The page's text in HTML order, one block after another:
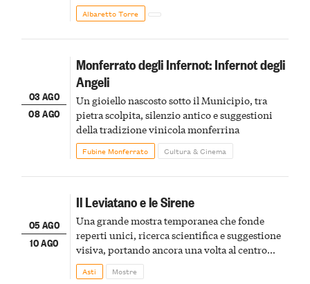
Albaretto Torre
03 AGO
08 AGO
Monferrato degli Infernot: Infernot degli
Angeli
Un gioiello nascosto sotto il Municipio, tra
pietra scolpita, silenzio antico e suggestioni
della tradizione vinicola monferrina
Fubine Monferrato Cultura & Cinema
05 AGO
10 AGO
Il Leviatano e le Sirene
Una grande mostra temporanea che fonde
reperti unici, ricerca scientifica e suggestione
visiva, portando ancora una volta al centro
della scena le meraviglie del passato astigiano
Asti Mostre